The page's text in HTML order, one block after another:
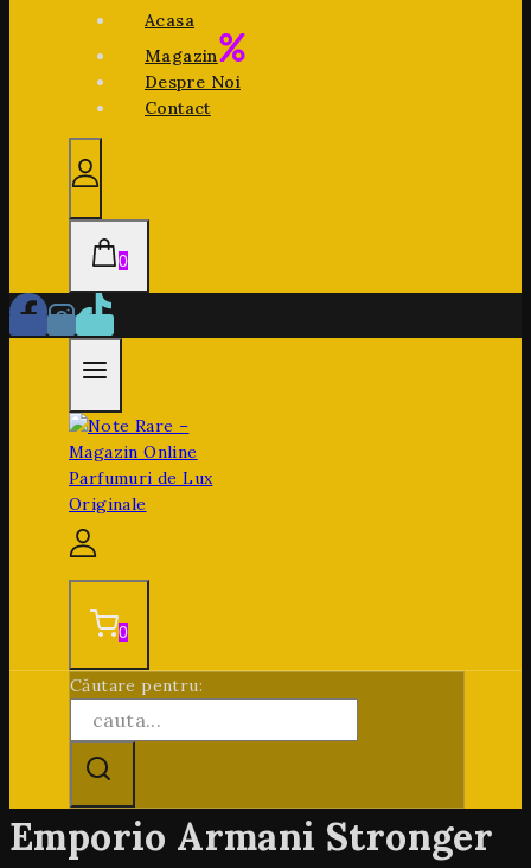
Acasa
Magazin
Despre Noi
Contact
0
0
Căutare pentru:
Emporio Armani Stronger